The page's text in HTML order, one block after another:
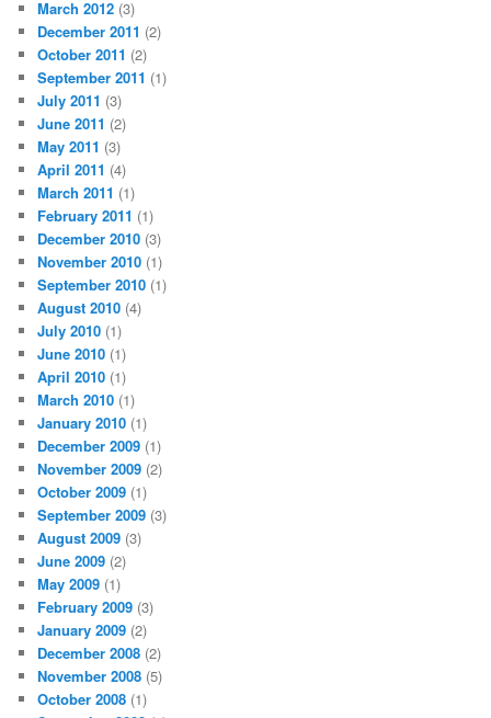
March 2012 (3)
December 2011 (2)
October 2011 (2)
September 2011 (1)
July 2011 (3)
June 2011 (2)
May 2011 (3)
April 2011 (4)
March 2011 (1)
February 2011 (1)
December 2010 (3)
November 2010 (1)
September 2010 (1)
August 2010 (4)
July 2010 (1)
June 2010 (1)
April 2010 (1)
March 2010 (1)
January 2010 (1)
December 2009 (1)
November 2009 (2)
October 2009 (1)
September 2009 (3)
August 2009 (3)
June 2009 (2)
May 2009 (1)
February 2009 (3)
January 2009 (2)
December 2008 (2)
November 2008 (5)
October 2008 (1)